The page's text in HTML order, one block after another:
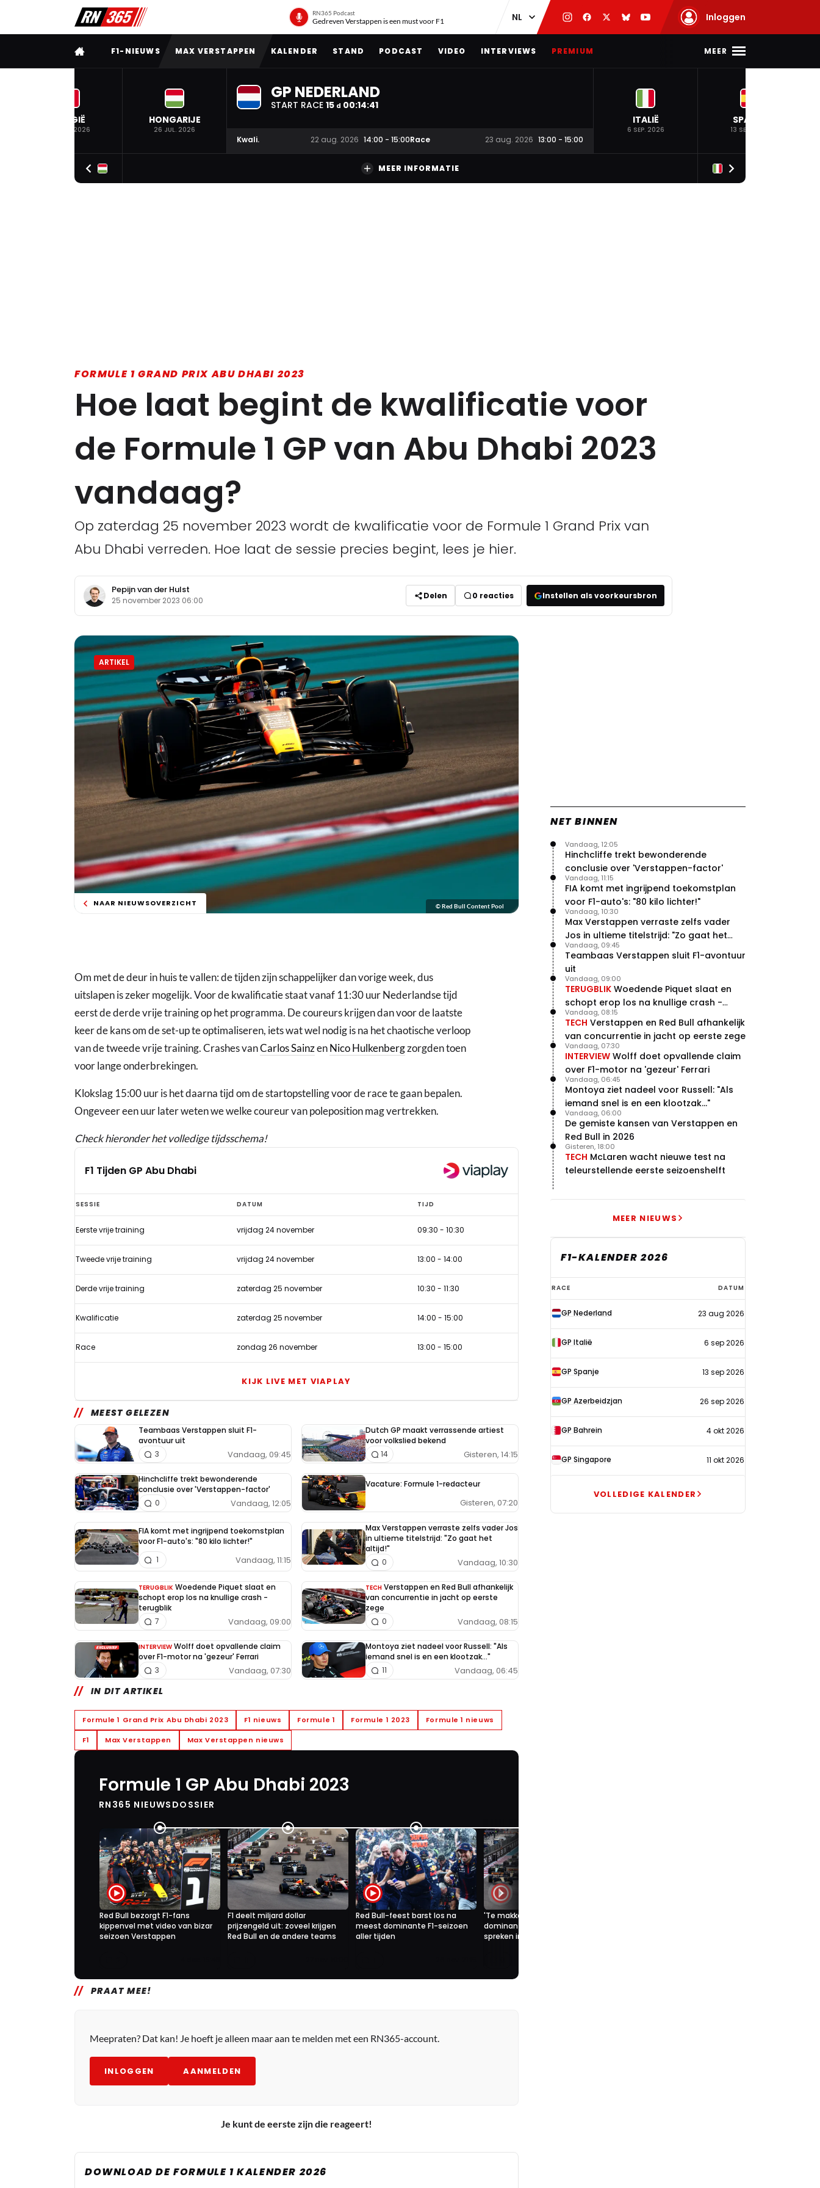
RN365 Podcast
Gedreven Verstappen is een must voor F1 Inloggen
VOLLEDIG MENU
F1-NIEUWS MAX VERSTAPPEN KALENDER STAND PODCAST VIDEO INTERVIEWS PREMIUM MEER
BELGIË
19 JUL. 2026
HONGARIJE
26 JUL. 2026
GP NEDERLAND
START RACE 15 d 00:14:40
Kwali. 22 aug. 2026 14:00 - 15:00Race 23 aug. 2026 13:00 - 15:00
ITALIË
6 SEP. 2026
SPANJE
13 SEP. 2026
MEER INFORMATIE
FORMULE 1 GRAND PRIX ABU DHABI 2023
Hoe laat begint de kwalificatie voor
de Formule 1 GP van Abu Dhabi 2023
vandaag?
Op zaterdag 25 november 2023 wordt de kwalificatie voor de Formule 1 Grand Prix van
Abu Dhabi verreden. Hoe laat de sessie precies begint, lees je hier.
Pepijn van der Hulst
25 november 2023 06:00 Delen 0 reacties Instellen als voorkeursbron
ARTIKEL
NAAR NIEUWSOVERZICHT © Red Bull Content Pool
Om met de deur in huis te vallen: de tijden zijn schappelijker dan vorige week, dus
uitslapen is zeker mogelijk. Voor de kwalificatie staat vanaf 11:30 uur Nederlandse tijd
eerst de derde vrije training op het programma. De coureurs krijgen dan voor de laatste
keer de kans om de set-up te optimaliseren, iets wat wel nodig is na het chaotische verloop
van de tweede vrije training. Crashes vanCarlos SainzenNico Hulkenbergzorgden toen
voor lange onderbrekingen.
Klokslag 15:00 uur is het daarna tijd om de startopstelling voor de race te gaan bepalen.
Ongeveer een uur later weten we welke coureur van poleposition mag vertrekken.
Check hieronder het volledige tijdsschema!
F1 Tijden GP Abu Dhabi
F1
Tijden
GP
Abu
SESSIE DATUM TIJD
Eerste vrije training vrijdag 24 november 09:30 - 10:30
Tweede vrije training vrijdag 24 november 13:00 - 14:00
Derde vrije training zaterdag 25 november 10:30 - 11:30
Kwalificatie zaterdag 25 november 14:00 - 15:00
Race zondag 26 november 13:00 - 15:00
KIJK LIVE MET VIAPLAY
MEEST GELEZEN
Teambaas Verstappen sluit F1-
avontuur uit
Vandaag, 09:45
3
Dutch GP maakt verrassende artiest
voor volkslied bekend
Gisteren, 14:15
14
Hinchcliffe trekt bewonderende
conclusie over 'Verstappen-factor'
Vandaag, 12:05
0
Vacature: Formule 1-redacteur
Gisteren, 07:20
FIA komt met ingrijpend toekomstplan
voor F1-auto's: "80 kilo lichter!"
Vandaag, 11:15
1
Max Verstappen verraste zelfs vader Jos
in ultieme titelstrijd: "Zo gaat het
altijd!"
Vandaag, 10:30
0
TERUGBLIK Woedende Piquet slaat en
schopt erop los na knullige crash -
terugblik
Vandaag, 09:00
7
TECH Verstappen en Red Bull afhankelijk
van concurrentie in jacht op eerste
zege
Vandaag, 08:15
0
INTERVIEW Wolff doet opvallende claim
over F1-motor na 'gezeur' Ferrari
Vandaag, 07:30
3
Montoya ziet nadeel voor Russell: "Als
iemand snel is en een klootzak..."
Vandaag, 06:45
11
IN DIT ARTIKEL
Formule 1 Grand Prix Abu Dhabi 2023 F1 nieuws Formule 1 Formule 1 2023 Formule 1 nieuws
F1 Max Verstappen Max Verstappen nieuws
Formule 1 GP Abu Dhabi 2023
RN365 NIEUWSDOSSIER
Red Bull bezorgt F1-fans
kippenvel met video van bizar
seizoen Verstappen
F1 deelt miljard dollar
prijzengeld uit: zoveel krijgen
Red Bull en de andere teams
Red Bull-feest barst los na
meest dominante F1-seizoen
aller tijden
'Te makkelijk om van een nieuw
dominant Red Bull-jaar te
spreken in 2024'
PRAAT MEE!
Meepraten? Dat kan! Je hoeft je alleen maar aan te melden met een RN365-account.
INLOGGEN AANMELDEN
Je kunt de eerste zijn die reageert!
DOWNLOAD DE FORMULE 1 KALENDER 2026
NET BINNEN
Hinchcliffe trekt bewonderende
conclusie over 'Verstappen-factor'
Vandaag, 12:05
FIA komt met ingrijpend toekomstplan
voor F1-auto's: "80 kilo lichter!"
Vandaag, 11:15
Max Verstappen verraste zelfs vader
Jos in ultieme titelstrijd: "Zo gaat het
altijd!"
Vandaag, 10:30
Teambaas Verstappen sluit F1-avontuur
uit
Vandaag, 09:45
TERUGBLIK Woedende Piquet slaat en
schopt erop los na knullige crash -
terugblik
Vandaag, 09:00
TECH Verstappen en Red Bull afhankelijk
van concurrentie in jacht op eerste zege
Vandaag, 08:15
INTERVIEW Wolff doet opvallende claim
over F1-motor na 'gezeur' Ferrari
Vandaag, 07:30
Montoya ziet nadeel voor Russell: "Als
iemand snel is en een klootzak..."
Vandaag, 06:45
De gemiste kansen van Verstappen en
Red Bull in 2026
Vandaag, 06:00
TECH McLaren wacht nieuwe test na
teleurstellende eerste seizoenshelft
Gisteren, 18:00
MEER NIEUWS
F1-KALENDER 2026
F1-
kalender
2026
RACE DATUM
GP Nederland 23 aug 2026
GP Italië 6 sep 2026
GP Spanje 13 sep 2026
GP Azerbeidzjan 26 sep 2026
GP Bahrein 4 okt 2026
GP Singapore 11 okt 2026
VOLLEDIGE KALENDER